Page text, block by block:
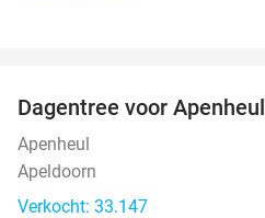
Dagentree voor Apenheul
Apenheul
Apeldoorn
Verkocht: 33.147